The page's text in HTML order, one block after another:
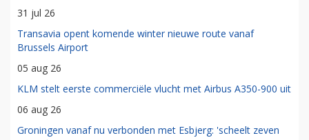
31 jul 26
Transavia opent komende winter nieuwe route vanaf
Brussels Airport
05 aug 26
KLM stelt eerste commerciële vlucht met Airbus A350-900 uit
06 aug 26
Groningen vanaf nu verbonden met Esbjerg: 'scheelt zeven